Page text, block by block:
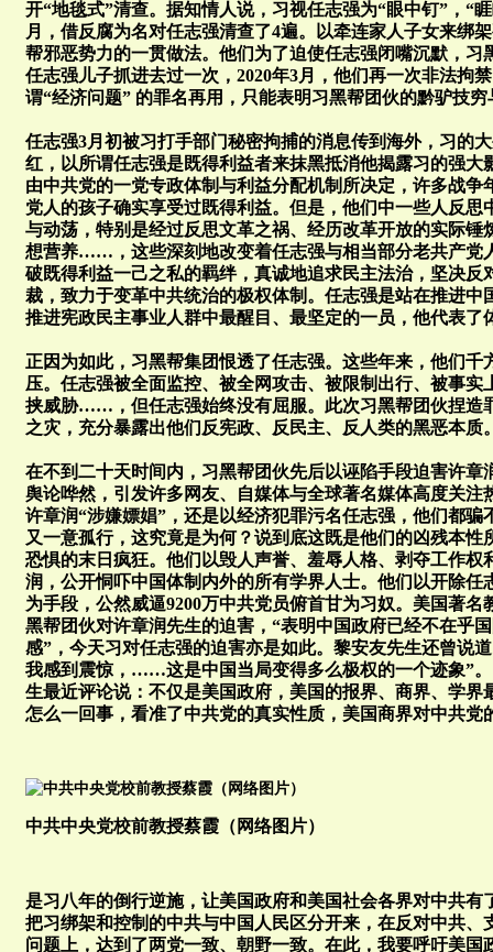
开“地毯式”清查。据知情人说，习视任志强为“眼中钉”，“
月，借反腐为名对任志强清查了4遍。以牵连家人子女来绑
帮邪恶势力的一贯做法。他们为了迫使任志强闭嘴沉默，习
任志强儿子抓进去过一次，2020年3月，他们再一次非法拘
谓“经济问题” 的罪名再用，只能表明习黑帮团伙的黔驴技
任志强3月初被习打手部门秘密拘捕的消息传到海外，习的
红，以所谓任志强是既得利益者来抹黑抵消他揭露习的强大
由中共党的一党专政体制与利益分配机制所决定，许多战争
党人的孩子确实享受过既得利益。但是，他们中一些人反思
与动荡，特别是经过反思文革之祸、经历改革开放的实际锤
想营养……，这些深刻地改变着任志强与相当部分老共产党
破既得利益一己之私的羁绊，真诚地追求民主法治，坚决反
裁，致力于变革中共统治的极权体制。任志强是站在推进中
推进宪政民主事业人群中最醒目、最坚定的一员，他代表了
正因为如此，习黑帮集团恨透了任志强。这些年来，他们千
压。任志强被全面监控、被全网攻击、被限制出行、被事实
挟威胁……，但任志强始终没有屈服。此次习黑帮团伙捏造
之灾，充分暴露出他们反宪政、反民主、反人类的黑恶本
在不到二十天时间内，习黑帮团伙先后以诬陷手段迫害许章
舆论哗然，引发许多网友、自媒体与全球著名媒体高度关注
许章润“涉嫌嫖娼”，还是以经济犯罪污名任志强，他们都骗
又一意孤行，这究竟是为何？说到底这既是他们的凶残本性
恐惧的末日疯狂。他们以毁人声誉、羞辱人格、剥夺工作权
润，公开恫吓中国体制内外的所有学界人士。他们以开除任
为手段，公然威逼9200万中共党员俯首甘为习奴。美国著名
黑帮团伙对许章润先生的迫害，“表明中国政府已经不在乎
感”，今天习对任志强的迫害亦是如此。黎安友先生还曾说
我感到震惊，……这是中国当局变得多么极权的一个迹象”
生最近评论说：不仅是美国政府，美国的报界、商界、学界
怎么一回事，看准了中共党的真实性质，美国商界对中共党
中共中央党校前教授蔡霞（网络图片）
是习八年的倒行逆施，让美国政府和美国社会各界对中共有
把习绑架和控制的中共与中国人民区分开来，在反对中共、
问题上，达到了两党一致、朝野一致。在此，我要呼吁美国